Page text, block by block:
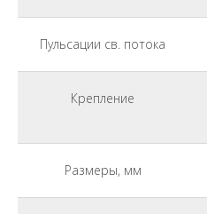
Пульсации св. потока
Крепление
Размеры, мм